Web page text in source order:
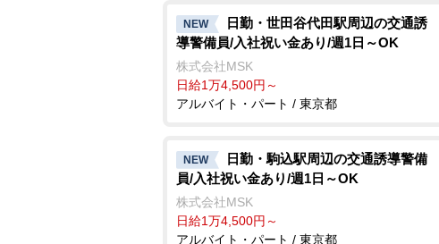
NEW
日勤・世田谷代田駅周辺の交通誘
導警備員/入社祝い金あり/週1日～OK
株式会社MSK
日給1万4,500円～
アルバイト・パート / 東京都
NEW
日勤・駒込駅周辺の交通誘導警備
員/入社祝い金あり/週1日～OK
株式会社MSK
日給1万4,500円～
アルバイト・パート / 東京都